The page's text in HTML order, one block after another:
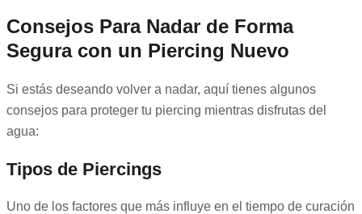
Consejos Para Nadar de Forma
Segura con un Piercing Nuevo
Si estás deseando volver a nadar, aquí tienes algunos
consejos para proteger tu piercing mientras disfrutas del
agua:
Tipos de Piercings
Uno de los factores que más influye en el tiempo de curación